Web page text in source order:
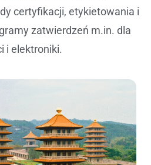
certyfikacji, etykietowania i
zatwierdzeń m.in. dla
i elektroniki.